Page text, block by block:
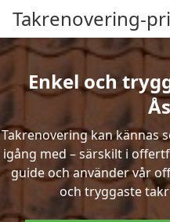
Takrenovering-
Enkel och
Takrenovering kan kännas
igång med – särskilt i
guide och använder vår
och tryggaste